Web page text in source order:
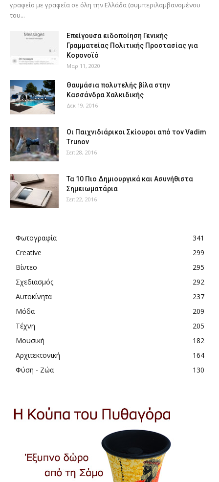
γραφείο με γραφεία σε όλη την Ελλάδα (συμπεριλαμβανομένου
του...
Επείγουσα ειδοποίηση Γενικής
Γραμματείας Πολιτικής Προστασίας για
Κορονοϊό
Μαρ 11, 2020
Θαυμάσια πολυτελής βίλα στην
Κασσάνδρα Χαλκιδικής
Δεκ 19, 2016
Οι Παιχνιδιάρικοι Σκίουροι από τον Vadim
Trunov
Σεπ 28, 2016
Τα 10 Πιο Δημιουργικά και Ασυνήθιστα
Σημειωματάρια
Σεπ 22, 2016
Φωτογραφία
341
Creative
299
Βίντεο
295
Σχεδιασμός
292
Αυτοκίνητα
237
Μόδα
209
Τέχνη
205
Μουσική
182
Αρχιτεκτονική
164
Φύση - Ζώα
130